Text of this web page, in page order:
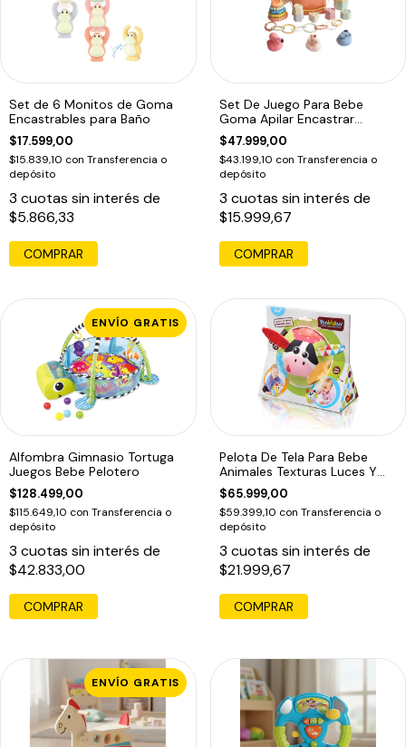
Set de 6 Monitos de Goma
Encastrables para Baño
$17.599,00
$15.839,10 con Transferencia o
depósito
3 cuotas sin interés de
$5.866,33
COMPRAR
Set De Juego Para Bebe
Goma Apilar Encastrar
Bañera Ensarte
$47.999,00
$43.199,10 con Transferencia o
depósito
3 cuotas sin interés de
$15.999,67
COMPRAR
ENVÍO GRATIS
Alfombra Gimnasio Tortuga
Juegos Bebe Pelotero
$128.499,00
$115.649,10 con Transferencia o
depósito
3 cuotas sin interés de
$42.833,00
Pelota De Tela Para Bebe
Animales Texturas Luces Y
Música
$65.999,00
$59.399,10 con Transferencia o
depósito
3 cuotas sin interés de
$21.999,67
ENVÍO GRATIS